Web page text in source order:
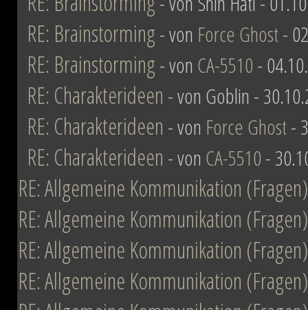
RE: Brainstorming- von Force Ghost-
RE: Brainstorming- von CA-5510-
RE: Charakterideen - von Goblin -
RE: Charakterideen - von Force Ghost-
RE: Charakterideen - von CA-5510-
RE: Allgemeine Kommunikation (Fragen)
RE: Allgemeine Kommunikation (Fragen)
RE: Allgemeine Kommunikation (Fragen)
RE: Allgemeine Kommunikation (Fragen)